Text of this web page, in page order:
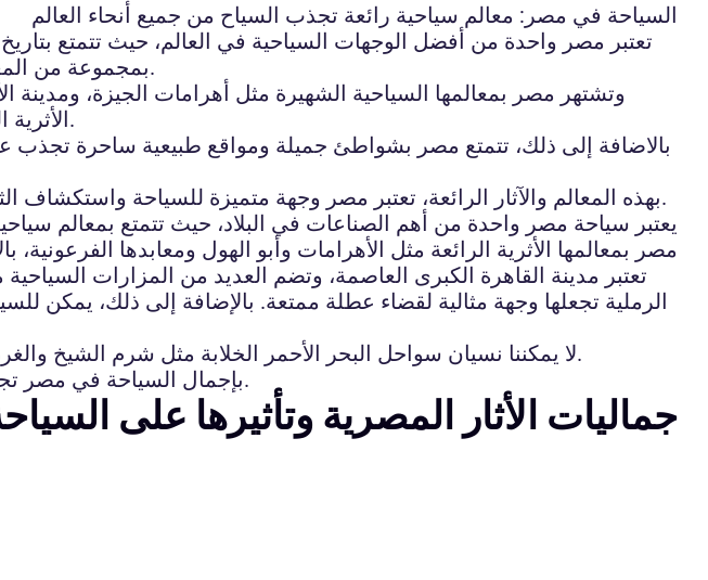
السياحة في مصر: معالم سياحية رائعة تجذب السياح من جميع أنحاء العالم
تعتبر مصر واحدة من أفضل الوجهات السياحية في العالم، حيث تتمتع
بمجموعة من المعالم السياحية الرائعة التي تجعلها وجهة مثالية للسياحة واستكشاف الثقافة والتاريخ.
وتشتهر مصر بمعالمها السياحية الشهيرة مثل أهرامات الجيزة، ومدينة
الأثرية التي تحتوي على العديد من الأقطار والمقتنيات التي تعود إلى فترات تاريخية مختلفة.
بالاضافة إلى ذلك، تتمتع مصر بشواطئ جميلة ومواقع طبيعية ساحرة تجذب
بهذه المعالم والآثار الرائعة، تعتبر مصر وجهة متميزة للسياحة واستكشاف الثقافة والتاريخ، وتستحق بالتأكيد زيارة من السياح الراغبين في تجربة فريدة لا تُنسى.
يعتبر سياحة مصر واحدة من أهم الصناعات في البلاد، حيث تتمتع بمعالم
مصر بمعالمها الأثرية الرائعة مثل الأهرامات وأبو الهول ومعابدها
تعتبر مدينة القاهرة الكبرى العاصمة، وتضم العديد من المزارات
الرملية تجعلها وجهة مثالية لقضاء عطلة ممتعة. بالإضافة إلى ذلك، يمكن
لا يمكننا نسيان سواحل البحر الأحمر الخلابة مثل شرم الشيخ والغردقة ومنتجعاتها الفاخرة والتي تقدم الغطس في أجمل الشعاب المرجانية في العالم.
بإجمال السياحة في مصر تجربة لا تنسى وتحتوي على العديد من الاختيارات المدهشة للاستمتاع بإجازة لا تنسى.
جماليات الأثار المصرية وتأثيرها على